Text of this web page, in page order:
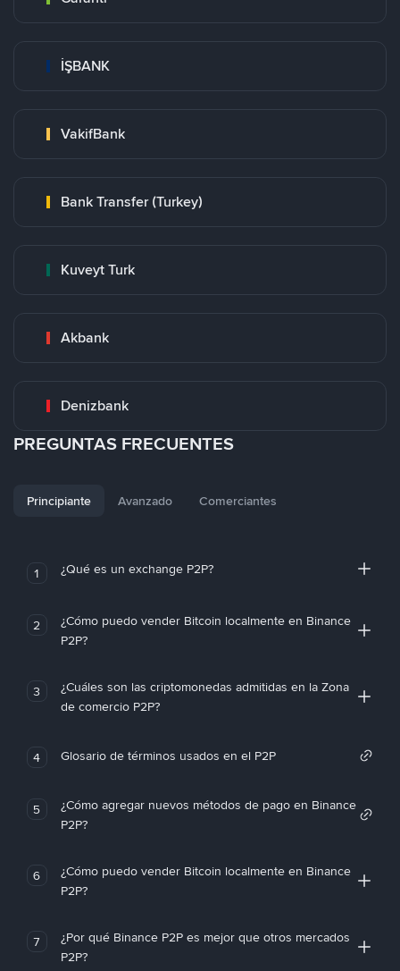
İŞBANK
VakifBank
Bank Transfer (Turkey)
Kuveyt Turk
Akbank
Denizbank
PREGUNTAS FRECUENTES
Principiante Avanzado Comerciantes
1 ¿Qué es un exchange P2P?
2
¿Cómo puedo vender Bitcoin localmente en Binance
P2P?
3
¿Cuáles son las criptomonedas admitidas en la Zona
de comercio P2P?
4 Glosario de términos usados en el P2P
5
¿Cómo agregar nuevos métodos de pago en Binance
P2P?
6
¿Cómo puedo vender Bitcoin localmente en Binance
P2P?
7
¿Por qué Binance P2P es mejor que otros mercados
P2P?